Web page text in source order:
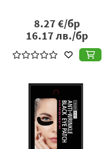
8.27€/бр
16.17лв./бр